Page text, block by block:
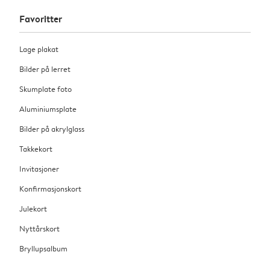
Favoritter
Lage plakat
Bilder på lerret
Skumplate foto
Aluminiumsplate
Bilder på akrylglass
Takkekort
Invitasjoner
Konfirmasjonskort
Julekort
Nyttårskort
Bryllupsalbum